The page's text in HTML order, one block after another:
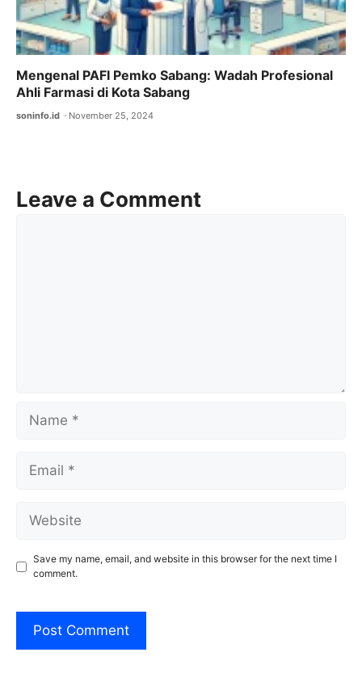
Mengenal PAFI Pemko Sabang: Wadah Profesional
Ahli Farmasi di Kota Sabang
soninfo.id November 25, 2024
Leave a Comment
Name
Email
Website
Save my name, email, and website in this browser for the next time I
comment.